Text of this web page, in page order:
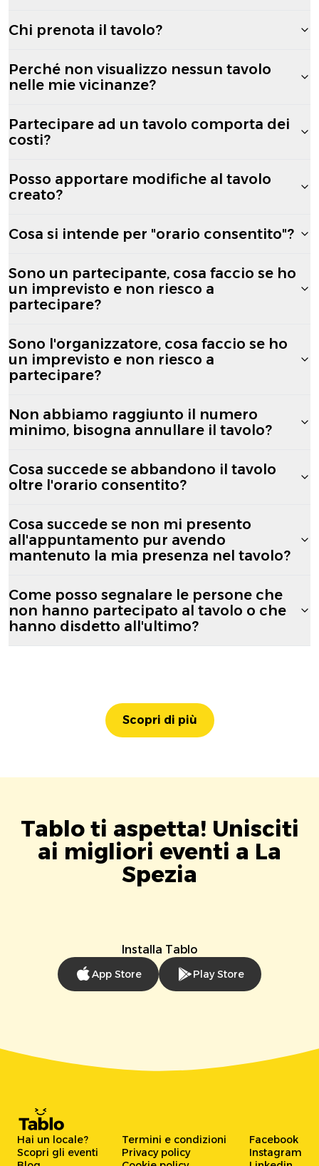
Chi prenota il tavolo?
Perché non visualizzo nessun tavolo
nelle mie vicinanze?
Partecipare ad un tavolo comporta dei
costi?
Posso apportare modifiche al tavolo
creato?
Cosa si intende per "orario consentito"?
Sono un partecipante, cosa faccio se ho
un imprevisto e non riesco a
partecipare?
Sono l'organizzatore, cosa faccio se ho
un imprevisto e non riesco a
partecipare?
Non abbiamo raggiunto il numero
minimo, bisogna annullare il tavolo?
Cosa succede se abbandono il tavolo
oltre l'orario consentito?
Cosa succede se non mi presento
all'appuntamento pur avendo
mantenuto la mia presenza nel tavolo?
Come posso segnalare le persone che
non hanno partecipato al tavolo o che
hanno disdetto all'ultimo?
Scopri di più
Tablo ti aspetta! Unisciti
ai migliori eventi a La
Spezia
Installa Tablo
App Store Play Store
Hai un locale?
Scopri gli eventi
Termini e condizioni
Privacy policy
Facebook
Instagram